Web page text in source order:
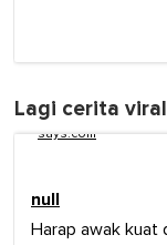
Lagi cerita
says.com
null
Harap awak kuat